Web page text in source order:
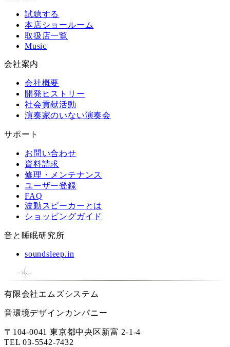
試聴する
本店ショールーム
取扱店一覧
Music
会社案内
会社概要
開発ヒストリー
社会貢献活動
演奏家のいない演奏会
サポート
お問い合わせ
資料請求
修理・メンテナンス
ユーザー登録
FAQ
波動スピーカーとは
ショッピングガイド
音と睡眠研究所
soundsleep.in
有限会社エムズシステム
音環境デザインカンパニー
〒104-0041 東京都中央区新富 2-1-4
TEL03-5542-7432